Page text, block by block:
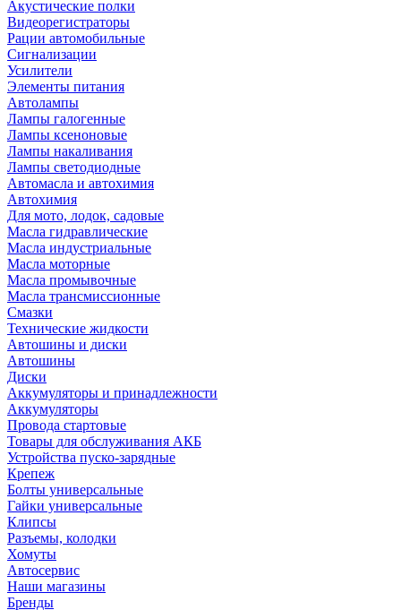
Акустические полки
Видеорегистраторы
Рации автомобильные
Сигнализации
Усилители
Элементы питания
Автолампы
Лампы галогенные
Лампы ксеноновые
Лампы накаливания
Лампы светодиодные
Автомасла и автохимия
Автохимия
Для мото, лодок, садовые
Масла гидравлические
Масла индустриальные
Масла моторные
Масла промывочные
Масла трансмиссионные
Смазки
Технические жидкости
Автошины и диски
Автошины
Диски
Аккумуляторы и принадлежности
Аккумуляторы
Провода стартовые
Товары для обслуживания АКБ
Устройства пуско-зарядные
Крепеж
Болты универсальные
Гайки универсальные
Клипсы
Разъемы, колодки
Хомуты
Автосервис
Наши магазины
Бренды